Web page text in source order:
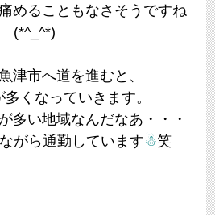
めることもなさそうですね
(*^_^*)
津市へ道を進むと、
くなっていきます。
多い地域なんだなあ・・・
がら通勤しています☃笑